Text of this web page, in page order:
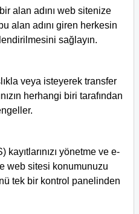
alan adını web sitenize
alan adını giren herkesin
sağlayın.
veya isteyerek transfer
herhangi biri tarafından
yönetme ve e-
web sitesi konumunuzu
tek bir kontrol panelinden